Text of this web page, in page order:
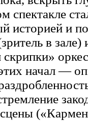
спектакле
историей и
в
начал —